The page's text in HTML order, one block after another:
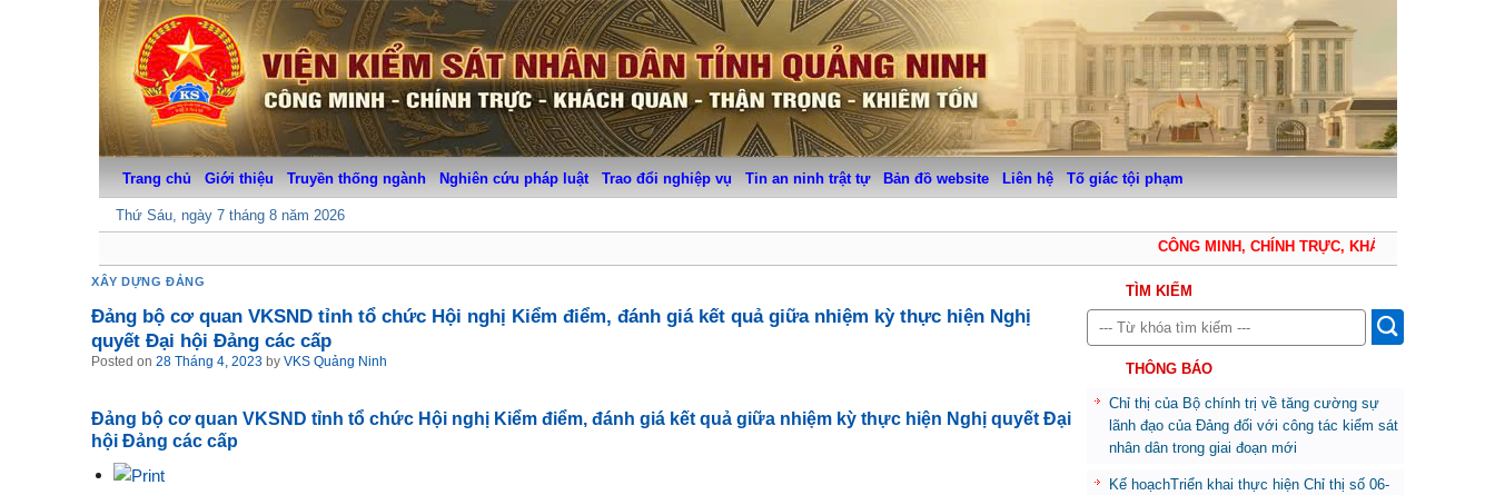
Trang chủ Giới thiệu Truyền thống ngành Nghiên cứu pháp luật Trao đổi nghiệp vụ Tin an ninh trật tự Bản đồ website Liên hệ Tố giác tội phạm
Thứ Sáu, ngày 7 tháng 8 năm 2026
CÔNG MINH, CHÍNH TRỰC, KHÁCH QUAN, THẬN
XÂY DỰNG ĐẢNG
Đảng bộ cơ quan VKSND tỉnh tổ chức Hội nghị Kiểm điểm, đánh giá kết quả giữa nhiệm kỳ thực hiện Nghị
quyết Đại hội Đảng các cấp
Posted on 28 Tháng 4, 2023 by VKS Quảng Ninh
Đảng bộ cơ quan VKSND tỉnh tổ chức Hội nghị Kiểm điểm, đánh giá kết quả giữa nhiệm kỳ thực hiện Nghị quyết Đại
hội Đảng các cấp
TÌM KIẾM
THÔNG BÁO
Chỉ thị của Bộ chính trị về tăng cường sự
lãnh đạo của Đảng đối với công tác kiểm sát
nhân dân trong giai đoạn mới
Kế hoạchTriển khai thực hiện Chỉ thị số 06-